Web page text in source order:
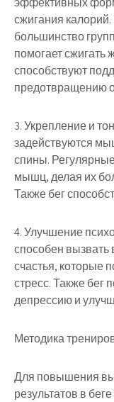
сжигания
большинство
помогает сжигать
способствуют
предотвращению
3. Укрепление и
задействуются
спины.
мышц, делая их
Также бег
4. Улучшение
способен
счастья, которые
стресс. Также бег
депрессию и
Методика
Для повышения
результатов в